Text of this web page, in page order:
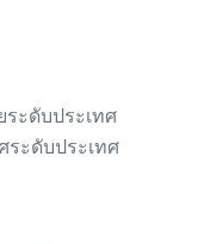
ะดับประเทศ​
ระดับประเทศ